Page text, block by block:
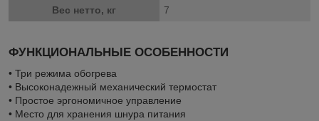
Вес нетто, кг
7
ФУНКЦИОНАЛЬНЫЕ ОСОБЕННОСТИ
• Три режима обогрева
• Высоконадежный механический термостат
• Простое эргономичное управление
• Место для хранения шнура питания